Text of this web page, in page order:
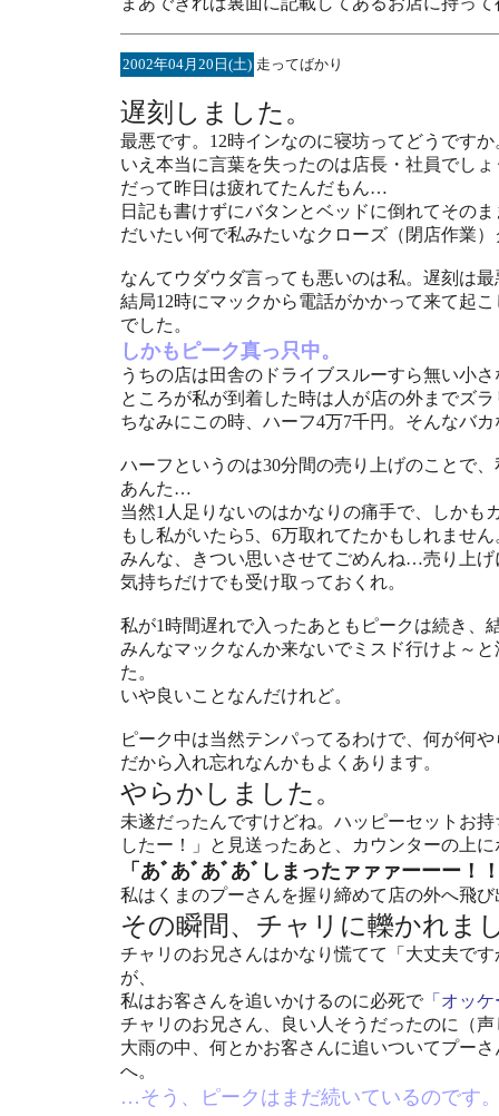
2002年04月20日(土) 走ってばかり
遅刻しました。
最悪です。12時インなのに寝坊ってどうです
いえ本当に言葉を失ったのは店長・社員でしょ
だって昨日は疲れてたんだもん…
日記も書けずにバタンとベッドに倒れてその
だいたい何で私みたいなクローズ（閉店作業
なんてウダウダ言っても悪いのは私。遅刻は最
結局12時にマックから電話がかかって来て起
でした。
しかもピーク真っ只中。
うちの店は田舎のドライブスルーすら無い小
ところが私が到着した時は人が店の外までズ
ちなみにこの時、ハーフ4万7千円。そんなバカ
ハーフというのは30分間の売り上げのことで
あんた…
当然1人足りないのはかなりの痛手で、しかも
もし私がいたら5、6万取れてたかもしれません
みんな、きつい思いさせてごめんね…売り上
気持ちだけでも受け取っておくれ。
私が1時間遅れで入ったあともピークは続き、
みんなマックなんか来ないでミスド行けよ～
た。
いや良いことなんだけれど。
ピーク中は当然テンパってるわけで、何が何
だから入れ忘れなんかもよくあります。
やらかしました。
未遂だったんですけどね。ハッピーセットお
したー！」と見送ったあと、カウンターの上
「あﾞあﾞあﾞあﾞしまったァァァーーー！
私はくまのプーさんを握り締めて店の外へ飛
その瞬間、チャリに轢かれま
チャリのお兄さんはかなり慌てて「大丈夫で
が、
私はお客さんを追いかけるのに必死で「オッケ
チャリのお兄さん、良い人そうだったのに（
大雨の中、何とかお客さんに追いついてプー
へ。
…そう、ピークはまだ続いているのです